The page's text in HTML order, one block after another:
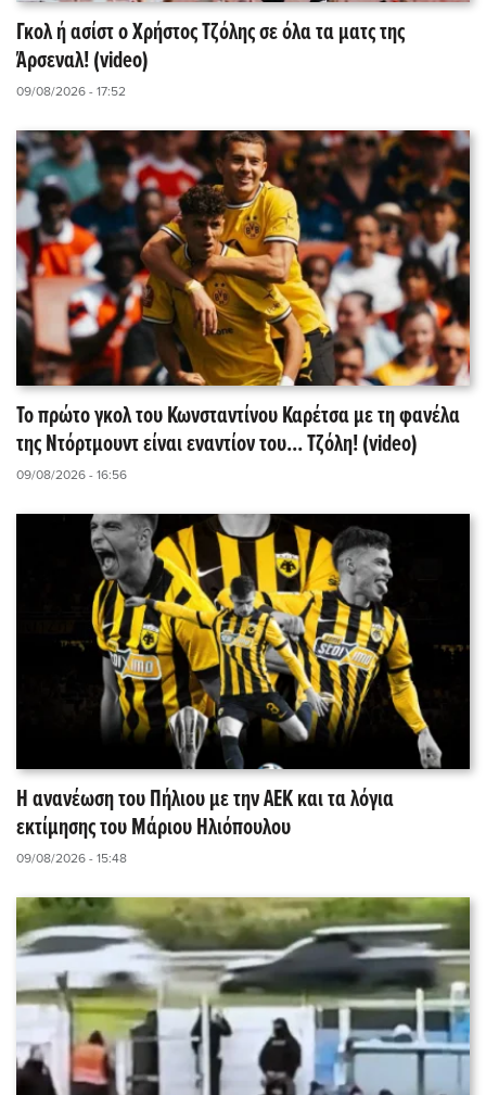
Γκολ ή ασίστ ο Χρήστος Τζόλης σε όλα τα ματς της
Άρσεναλ! (video)
09/08/2026 - 17:52
Το πρώτο γκολ του Κωνσταντίνου Καρέτσα με τη φανέλα
της Ντόρτμουντ είναι εναντίον του... Τζόλη! (video)
09/08/2026 - 16:56
Η ανανέωση του Πήλιου με την ΑΕΚ και τα λόγια
εκτίμησης του Μάριου Ηλιόπουλου
09/08/2026 - 15:48